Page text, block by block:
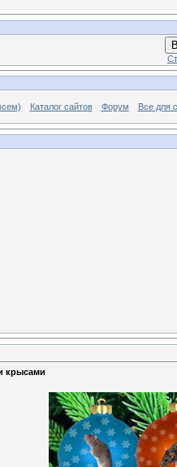
Каталог сайтов Форум Все для
крысами